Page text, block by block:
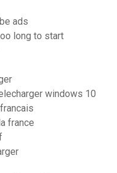
ads
long to start
windows 10
france